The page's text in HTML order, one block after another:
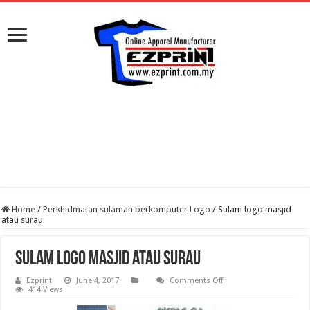
Home / Perkhidmatan sulaman berkomputer Logo / Sulam logo masjid
atau surau
Sulam logo masjid atau surau
Ezprint June 4, 2017 Comments Offon
414 Views